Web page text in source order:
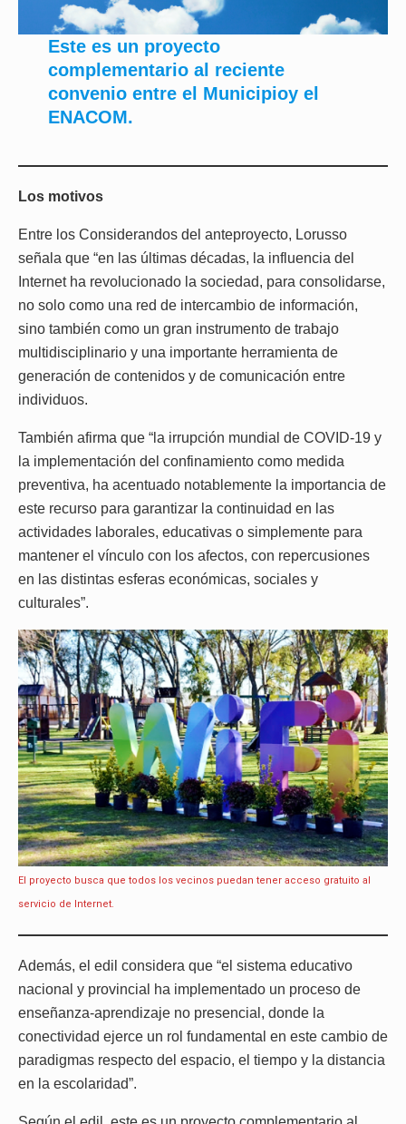
Este es un proyecto
complementario al reciente
convenio entre el Municipioy el
ENACOM.
Los motivos
Entre los Considerandos del anteproyecto, Lorusso
señala que “en las últimas décadas, la influencia del
Internet ha revolucionado la sociedad, para consolidarse,
no solo como una red de intercambio de información,
sino también como un gran instrumento de trabajo
multidisciplinario y una importante herramienta de
generación de contenidos y de comunicación entre
individuos.
También afirma que “la irrupción mundial de COVID-19 y
la implementación del confinamiento como medida
preventiva, ha acentuado notablemente la importancia de
este recurso para garantizar la continuidad en las
actividades laborales, educativas o simplemente para
mantener el vínculo con los afectos, con repercusiones
en las distintas esferas económicas, sociales y
culturales”.
El proyecto busca que todos los vecinos puedan tener acceso gratuito al
servicio de Internet.
Además, el edil considera que “el sistema educativo
nacional y provincial ha implementado un proceso de
enseñanza-aprendizaje no presencial, donde la
conectividad ejerce un rol fundamental en este cambio de
paradigmas respecto del espacio, el tiempo y la distancia
en la escolaridad”.